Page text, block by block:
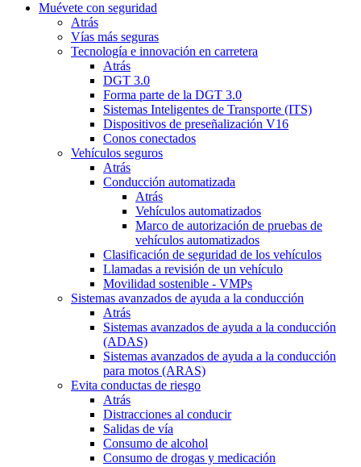
Muévete con seguridad
Atrás
Vías más seguras
Tecnología e innovación en carretera
Atrás
DGT 3.0
Forma parte de la DGT 3.0
Sistemas Inteligentes de Transporte (ITS)
Dispositivos de preseñalización V16
Conos conectados
Vehículos seguros
Atrás
Conducción automatizada
Atrás
Vehículos automatizados
Marco de autorización de pruebas de
vehículos automatizados
Clasificación de seguridad de los vehículos
Llamadas a revisión de un vehículo
Movilidad sostenible - VMPs
Sistemas avanzados de ayuda a la conducción
Atrás
Sistemas avanzados de ayuda a la conducción
(ADAS)
Sistemas avanzados de ayuda a la conducción
para motos (ARAS)
Evita conductas de riesgo
Atrás
Distracciones al conducir
Salidas de vía
Consumo de alcohol
Consumo de drogas y medicación